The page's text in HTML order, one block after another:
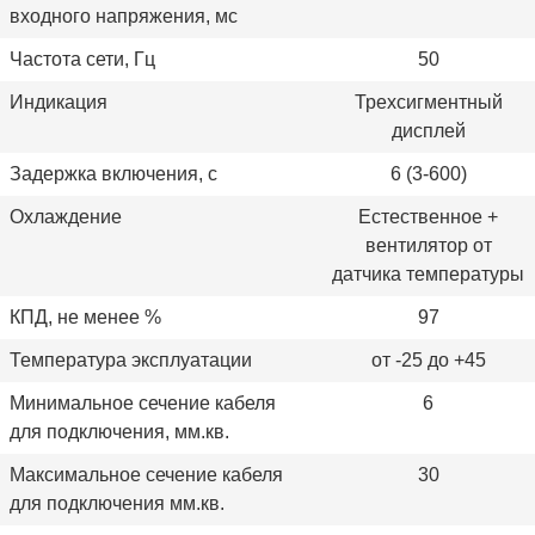
входного напряжения, мс
Частота сети, Гц 50
Индикация
Трехсигментный
дисплей
Задержка включения, с 6 (3-600)
Охлаждение
Естественное +
вентилятор от
датчика температуры
КПД, не менее % 97
Температура эксплуатации от -25 до +45
Минимальное сечение кабеля
для подключения, мм.кв.
6
Максимальное сечение кабеля
для подключения мм.кв.
30